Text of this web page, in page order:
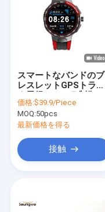
スマートなバンドのブ
レスレットGPSトラッ
の表示Bluetoothの
価格:$39.9/Piece
MOQ:50pcs
最新価格を得る
接触